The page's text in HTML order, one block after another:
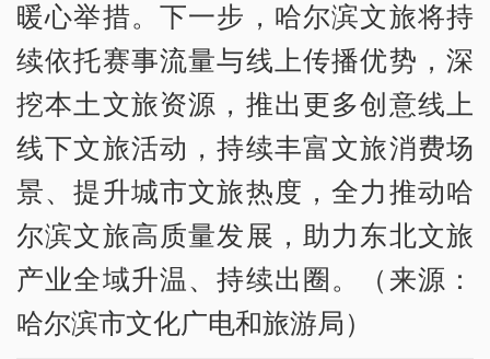
暖心举措。下一步，哈尔滨文旅将持
续依托赛事流量与线上传播优势，深
挖本土文旅资源，推出更多创意线上
线下文旅活动，持续丰富文旅消费场
景、提升城市文旅热度，全力推动哈
尔滨文旅高质量发展，助力东北文旅
产业全域升温、持续出圈。（来源：
哈尔滨市文化广电和旅游局）